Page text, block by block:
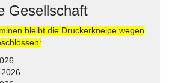
Gesellschaft
bleibt die Druckerkneipe wegen